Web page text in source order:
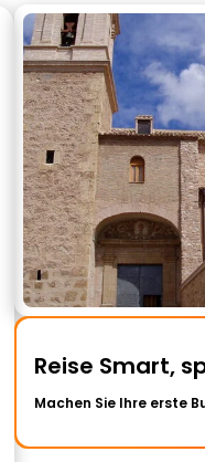
Reise Smart,
Machen Sie Ihre erste